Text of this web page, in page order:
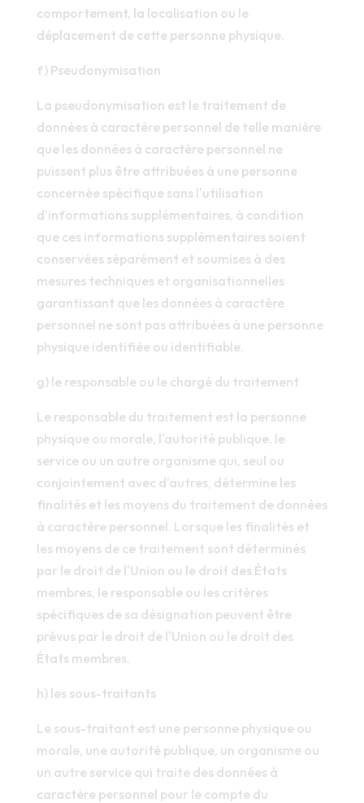
comportement, la localisation ou le
déplacement de cette personne physique.
f) Pseudonymisation
La pseudonymisation est le traitement de
données à caractère personnel de telle manière
que les données à caractère personnel ne
puissent plus être attribuées à une personne
concernée spécifique sans l'utilisation
d'informations supplémentaires, à condition
que ces informations supplémentaires soient
conservées séparément et soumises à des
mesures techniques et organisationnelles
garantissant que les données à caractère
personnel ne sont pas attribuées à une personne
physique identifiée ou identifiable.
g) le responsable ou le chargé du traitement
Le responsable du traitement est la personne
physique ou morale, l'autorité publique, le
service ou un autre organisme qui, seul ou
conjointement avec d'autres, détermine les
finalités et les moyens du traitement de données
à caractère personnel. Lorsque les finalités et
les moyens de ce traitement sont déterminés
par le droit de l'Union ou le droit des États
membres, le responsable ou les critères
spécifiques de sa désignation peuvent être
prévus par le droit de l'Union ou le droit des
États membres.
h) les sous-traitants
Le sous-traitant est une personne physique ou
morale, une autorité publique, un organisme ou
un autre service qui traite des données à
caractère personnel pour le compte du